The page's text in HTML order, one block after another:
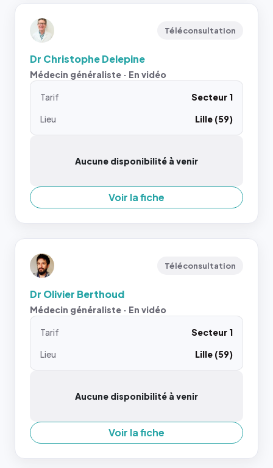
Téléconsultation
Dr Christophe Delepine
Médecin généraliste · En vidéo
Tarif
Secteur 1
Lieu
Lille (59)
Aucune disponibilité à venir
Voir la fiche
Téléconsultation
Dr Olivier Berthoud
Médecin généraliste · En vidéo
Tarif
Secteur 1
Lieu
Lille (59)
Aucune disponibilité à venir
Voir la fiche